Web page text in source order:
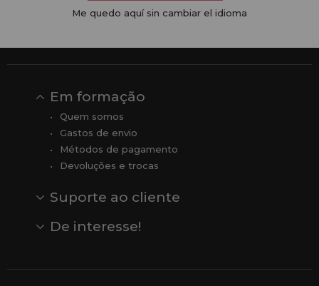
Sexta-feira, das 08:00 às 13:00.
Em formação
Quem somos
Gastos de envio
Métodos de pagamento
Devoluções e trocas
Suporte ao cliente
Comentários
Comentários do Google
De interesse!
Me quedo aquí sin cambiar el idioma